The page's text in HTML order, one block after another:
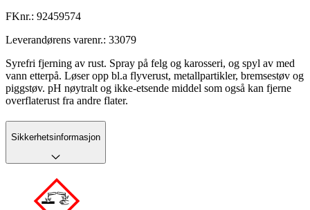
FKnr.: 92459574
Leverandørens varenr.: 33079
Syrefri fjerning av rust. Spray på felg og karosseri, og spyl av med
vann etterpå. Løser opp bl.a flyverust, metallpartikler, bremsestøv og
piggstøv. pH nøytralt og ikke-etsende middel som også kan fjerne
overflaterust fra andre flater.
Sikkerhetsinformasjon